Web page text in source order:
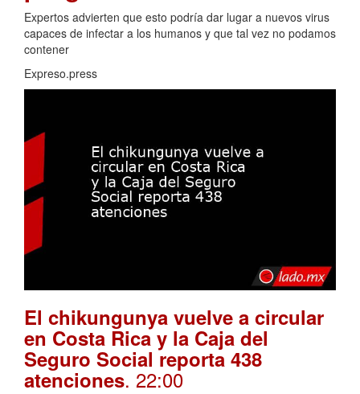
Expertos advierten que esto podría dar lugar a nuevos virus
capaces de infectar a los humanos y que tal vez no podamos
contener
Expreso.press
El chikungunya vuelve a circular
en Costa Rica y la Caja del
Seguro Social reporta 438
atenciones. 22:00